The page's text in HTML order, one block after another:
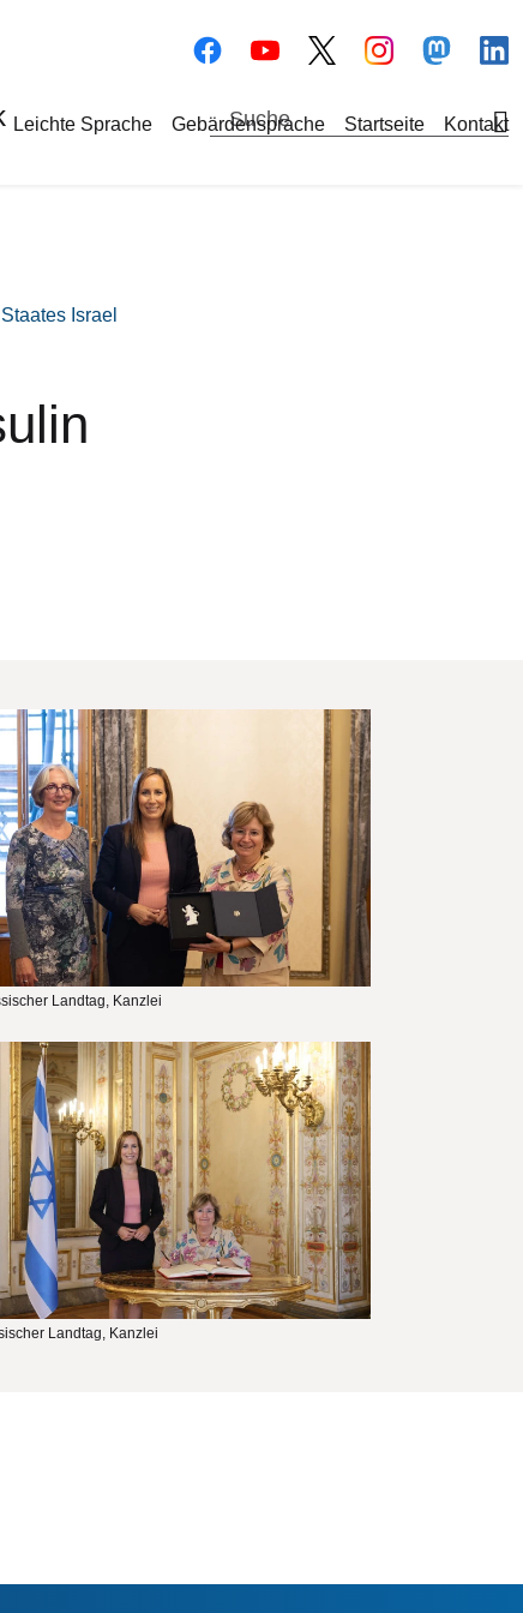
BilddateiBilddatei
Navigation
Leichte Sprache Gebärdensprache Startseite Kontakt
Israel
Landtag, Kanzlei
Landtag, Kanzlei